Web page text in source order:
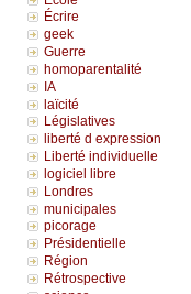
Écrire
geek
Guerre
homoparentalité
IA
laïcité
Législatives
liberté d expression
Liberté individuelle
logiciel libre
Londres
municipales
picorage
Présidentielle
Région
Rétrospective